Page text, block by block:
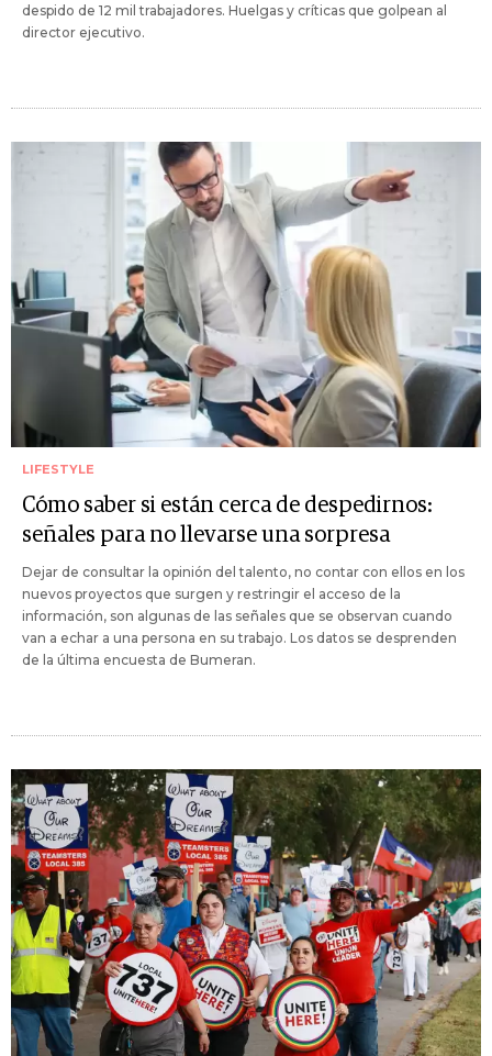
despido de 12 mil trabajadores. Huelgas y críticas que golpean al
director ejecutivo.
LIFESTYLE
Cómo saber si están cerca de despedirnos:
señales para no llevarse una sorpresa
Dejar de consultar la opinión del talento, no contar con ellos en los
nuevos proyectos que surgen y restringir el acceso de la
información, son algunas de las señales que se observan cuando
van a echar a una persona en su trabajo. Los datos se desprenden
de la última encuesta de Bumeran.